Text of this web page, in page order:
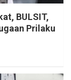
BULSIT,
Prilaku